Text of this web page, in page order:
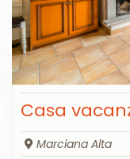
Casa
Marciana Alta